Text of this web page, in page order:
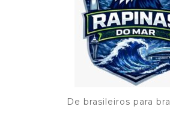
De brasileiros para